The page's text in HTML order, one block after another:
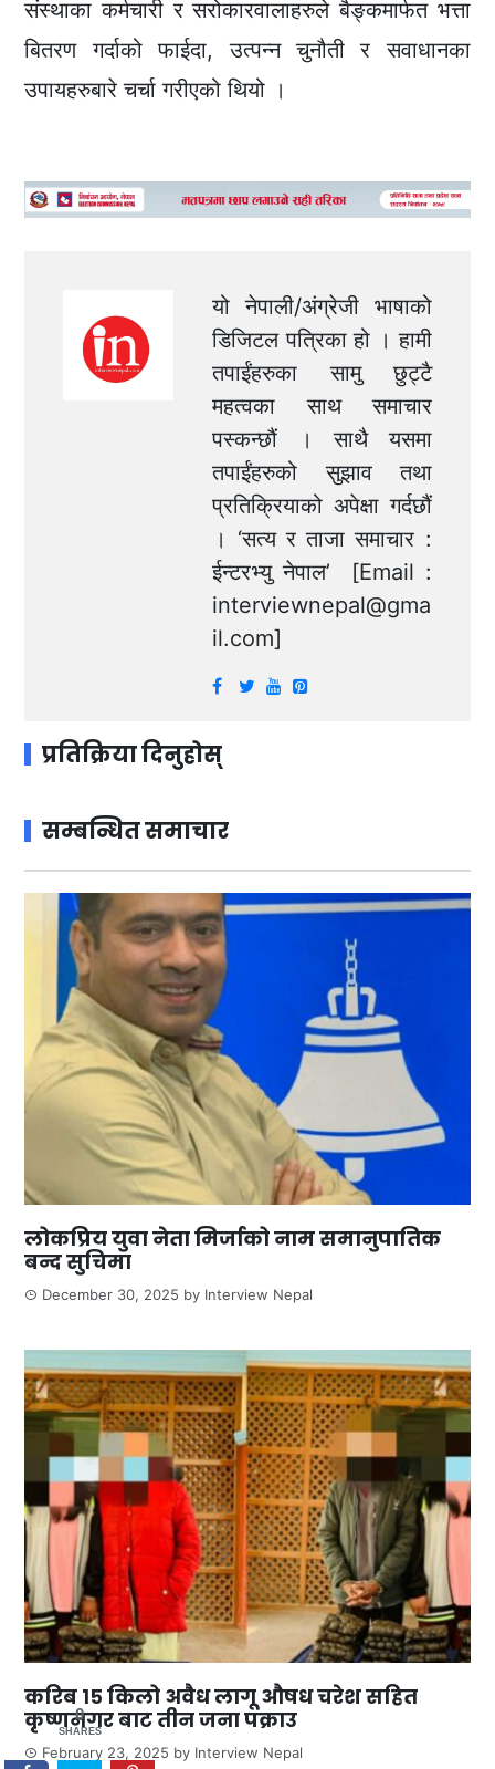
संस्थाका कर्मचारी र सरोकारवालाहरुले बैङ्कमार्फत भत्ता
बितरण गर्दाको फाईदा, उत्पन्न चुनौती र सवाधानका
उपायहरुबारे चर्चा गरीएको थियो ।
यो नेपाली/अंग्रेजी भाषाको
डिजिटल पत्रिका हो । हामी
तपाईंहरुका सामु छुट्टै
महत्वका साथ समाचार
पस्कन्छौं । साथै यसमा
तपाईंहरुको सुझाव तथा
प्रतिक्रियाको अपेक्षा गर्दछौं
। ‘सत्य र ताजा समाचार :
ईन्टरभ्यु नेपाल’ [Email :
interviewnepal@gma
il.com]
प्रतिक्रिया दिनुहोस्
सम्बन्धित समाचार
लोकप्रिय युवा नेता मिर्जाको नाम समानुपातिक
बन्द सुचिमा
December 30, 2025 by Interview Nepal
करिब १५ किलो अवैध लागू औषध चरेश सहित
कृष्णनगर बाट तीन जना पक्राउ
February 23, 2025 by Interview Nepal
0
SHARES